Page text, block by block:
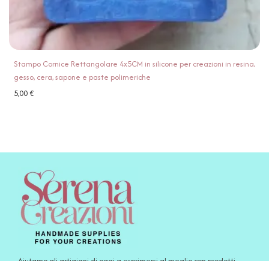
Stampo Cornice Rettangolare 4x5CM in silicone per creazioni in resina,
gesso, cera, sapone e paste polimeriche
5,00€